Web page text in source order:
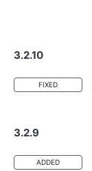
3.2.10
FIXED
3.2.9
ADDED